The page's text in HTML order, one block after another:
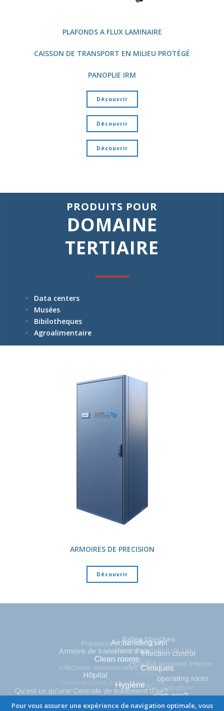
PLAFONDS A FLUX LAMINAIRE
CAISSON DE TRANSPORT EN MILIEU PROTÉGÉ
PANOPLIE IRM
Découvrir
Découvrir
Découvrir
PRODUITS POUR
DOMAINE
TERTIAIRE
Data centers
Musées
Bibilotheques
Agroalimentaire
ARMOIRES DE PRECISION
Découvrir
Pour vous assurer une expérience de navigation optimale, vous